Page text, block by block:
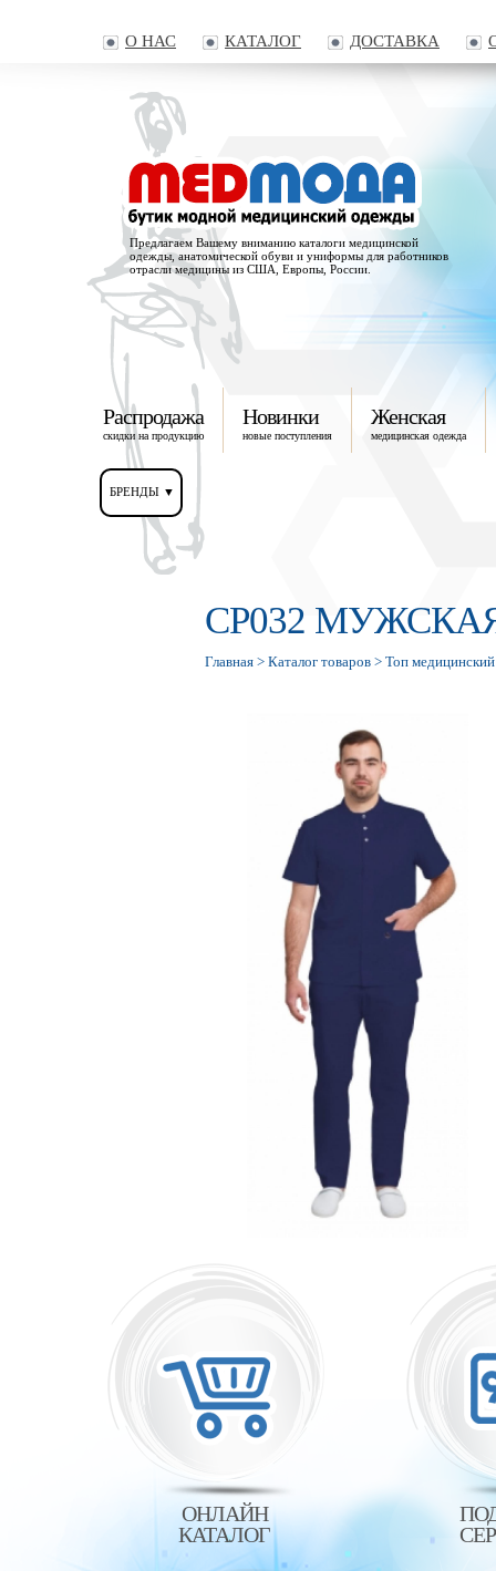
О НАС КАТАЛОГ ДОСТАВКА
Предлагаем Вашему вниманию каталоги медицинской
одежды, анатомической обуви и униформы для работников
отрасли медицины из США, Европы, России.
Распродажа
скидки на продукцию
Новинки
новые поступления
Женская
медицинская одежда
БРЕНДЫ ▼
СР032
Главная > Каталог товаров > Топ
ОНЛАЙН
КАТАЛОГ